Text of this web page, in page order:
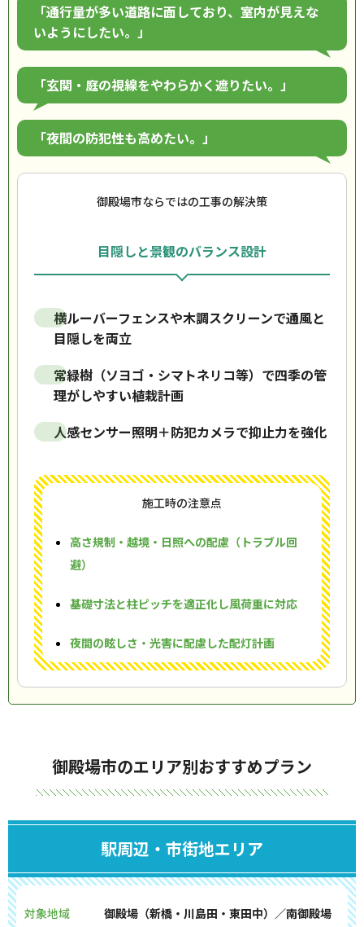
「通行量が多い道路に面しており、室内が見えな
いようにしたい。」
「玄関・庭の視線をやわらかく遮りたい。」
「夜間の防犯性も高めたい。」
御殿場市ならではの工事の解決策
目隠しと景観のバランス設計
横ルーバーフェンスや木調スクリーンで通風と
目隠しを両立
常緑樹（ソヨゴ・シマトネリコ等）で四季の管
理がしやすい植栽計画
人感センサー照明＋防犯カメラで抑止力を強化
施工時の注意点
高さ規制・越境・日照への配慮（トラブル回
避）
基礎寸法と柱ピッチを適正化し風荷重に対応
夜間の眩しさ・光害に配慮した配灯計画
御殿場市のエリア別おすすめプラン
駅周辺・市街地エリア
対象地域
御殿場（新橋・川島田・東田中）／南御殿場